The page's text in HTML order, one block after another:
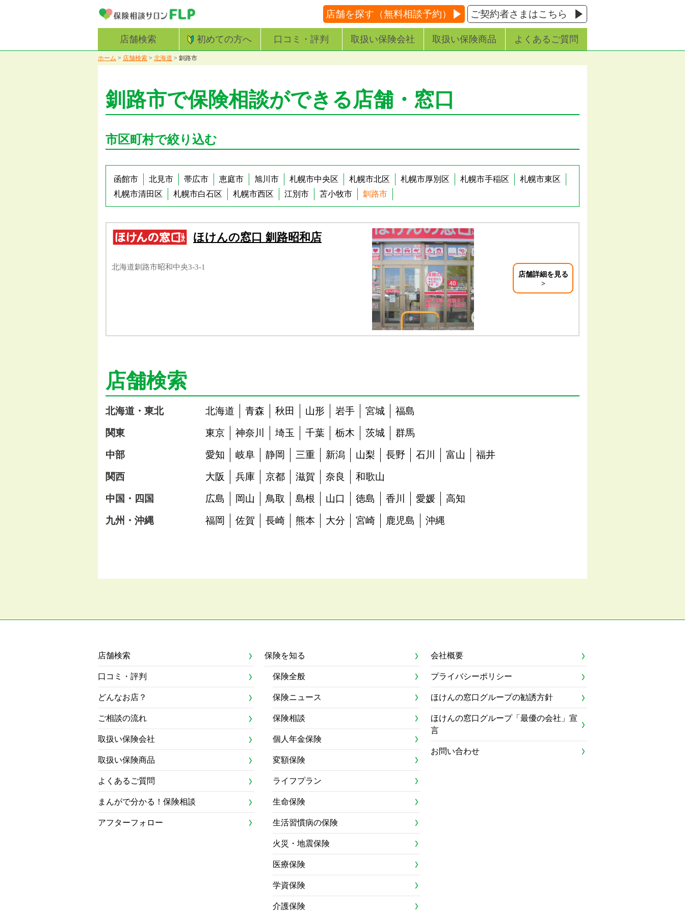
店舗を探す（無料相談予約） ご契約者さまはこちら
店舗検索 初めての方へ 口コミ・評判 取扱い保険会社 取扱い保険商品 よくあるご質問
ホーム > 店舗検索 > 北海道 > 釧路市
釧路市で保険相談ができる店舗・窓口
市区町村で絞り込む
函館市 北見市 帯広市 恵庭市 旭川市 札幌市中央区 札幌市北区 札幌市厚別区 札幌市手稲区
札幌市東区
札幌市清田区
札幌市白石区 札幌市西区 江別市 苫小牧市 釧路市
ほけんの窓口 釧路昭和店
北海道釧路市昭和中央3-3-1
店舗詳細を見る
店舗検索
北海道・東北 北海道 青森 秋田 山形 岩手 宮城 福島
関東 東京 神奈川 埼玉 千葉 栃木 茨城 群馬
中部 愛知 岐阜 静岡 三重 新潟 山梨 長野 石川 富山 福井
関西 大阪 兵庫 京都 滋賀 奈良 和歌山
中国・四国 広島 岡山 鳥取 島根 山口 徳島 香川 愛媛 高知
九州・沖縄 福岡 佐賀 長崎 熊本 大分 宮崎 鹿児島 沖縄
店舗検索
口コミ・評判
どんなお店？
ご相談の流れ
取扱い保険会社
取扱い保険商品
よくあるご質問
まんがで分かる！保険相談
アフターフォロー
保険を知る
保険全般
保険ニュース
保険相談
個人年金保険
変額保険
ライフプラン
生命保険
生活習慣病の保険
火災・地震保険
医療保険
学資保険
介護保険
会社概要
プライバシーポリシー
ほけんの窓口グループの勧誘方針
ほけんの窓口グループ「最優の会社」宣
言
お問い合わせ